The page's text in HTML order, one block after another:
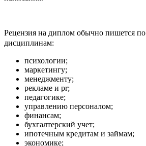
Рецензия на диплом обычно пишется
дисциплинам:
психологии;
маркетингу;
менеджменту;
рекламе и pr;
педагогике;
управлению персоналом;
финансам;
бухгалтерский учет;
ипотечным кредитам и займам;
экономике;